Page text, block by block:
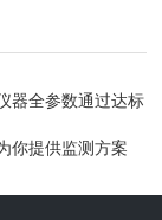
器全参数通过达标
你提供监测方案